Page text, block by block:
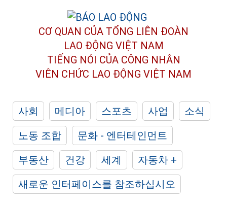
CƠ QUAN CỦA TỔNG LIÊN ĐOÀN
LAO ĐỘNG VIỆT NAM
TIẾNG NÓI CỦA CÔNG NHÂN
VIÊN CHỨC LAO ĐỘNG VIỆT NAM
사회 메디아 스포츠 사업
소식
노동 조합
문화 - 엔터테인먼트
부동산
건강 세계
자동차 +
새로운 인터페이스를 참조하십시오